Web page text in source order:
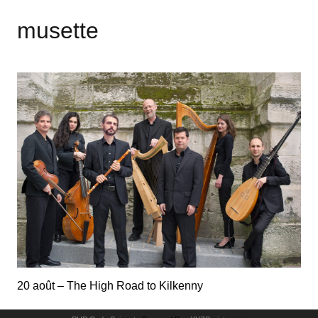
musette
20 août – The High Road to Kilkenny